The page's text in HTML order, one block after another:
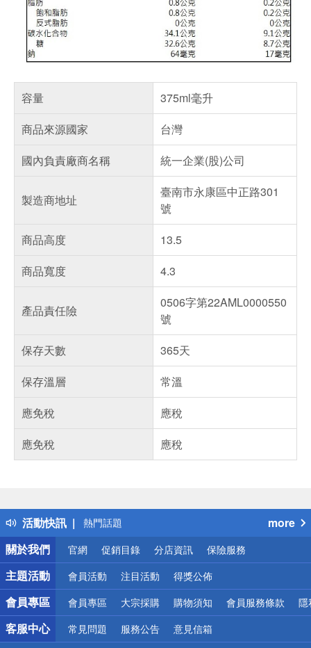
容量
375ml毫升
商品來源國家
台灣
國內負責廠商名稱
統一企業(股)公司
製造商地址
臺南市永康區中正路301
號
商品高度
13.5
商品寬度
4.3
產品責任險
0506字第22AML0000550
號
保存天數
365天
保存溫層
常溫
應免稅
應稅
應免稅
應稅
活動快訊
得獎公告
熱門話題
銀行優惠
偏遠地區配送
詐騙網頁！請小心！
more
關於我們
官網 促銷目錄 分店資訊 保險服務
主題活動 會員活動 注目活動 得獎公佈
會員專區 會員專區 大宗採購 購物須知 會員服務條款 隱
客服中心 常見問題 服務公告 意見信箱